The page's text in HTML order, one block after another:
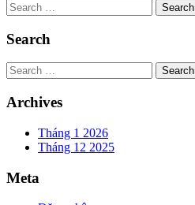
Search
Search
Search
Archives
Tháng 1 2026
Tháng 12 2025
Meta